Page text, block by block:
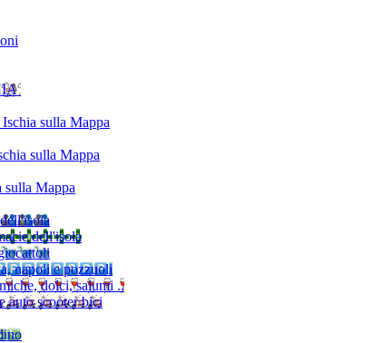
sulla Mappa
sulla Mappa
sulla Mappa
dell'isola
napoli e pozzuoli
dolci, salumi ..
auto scooter bici